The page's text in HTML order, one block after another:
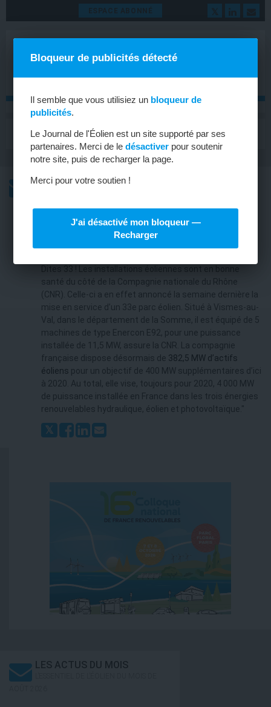
ESPACE ABONNÉ
MENU
L’ACTU
FRANCE
Un 33e parc pour la CNR
santé du côté de la Compagnie nationale du Rhône
(CNR). Celle-ci a en effet annoncé la semaine dernière la
mise en service d’un 33e parc éolien. Situé à Vismes-au-
Val, dans le département de la Somme, il est équipé de 5
machines de type Enercon E92, pour une puissance
installée de 11,5 MW, assure la CNR. La compagnie
française dispose désormais de 382,5 MW d’actifs
éoliens pour un objectif de 400 MW supplémentaires d’ici
à 2020. Au total, elle vise, toujours pour 2020, 4 000 MW
de puissance installée en France dans les trois énergies
renouvelables hydraulique, éolien et photovoltaïque."
LES ACTUS DU MOIS
Bloqueur de publicités détecté
Il semble que vous utilisiez un bloqueur de
publicités.
Le Journal de l'Éolien est un site supporté par ses
partenaires. Merci de ledésactiver pour soutenir
notre site, puis de recharger la page.
Merci pour votre soutien !
J'ai désactivé mon bloqueur —
Recharger